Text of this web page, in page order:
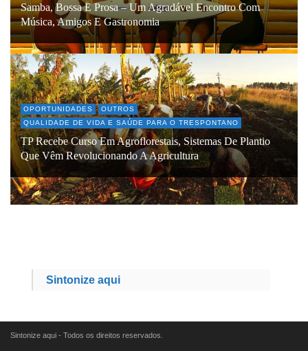
Samba, Bossa E Prosa – Um Agradável Encontro Com
Música, Amigos E Gastronomia
OPORTUNIDADES
OUTROS
QUALIDADE DE VIDA E SAÚDE PARA O TRESPONTANO
TP Recebe Curso Em Agroflorestais, Sistemas De Plantio
Que Vêm Revolucionando A Agricultura
Sintonize aqui
Sintonize aqui - Todos os direitos reservados.